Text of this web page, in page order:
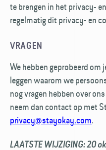
te brengen in het privacy-
regelmatig dit privacy- en
VRAGEN
We hebben geprobeerd
leggen waarom we
nog vragen hebben over
neem dan contact op met
privacy@stayokay.com.
LAATSTE WIJZIGING: 20